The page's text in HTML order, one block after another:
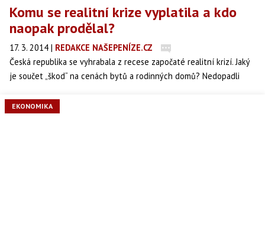
Komu se realitní krize vyplatila a kdo
naopak prodělal?
17. 3. 2014 | REDAKCE NAŠEPENÍZE.CZ
Česká republika se vyhrabala z recese započaté realitní krizí. Jaký
je součet „škod“ na cenách bytů a rodinných domů? Nedopadli
EKONOMIKA